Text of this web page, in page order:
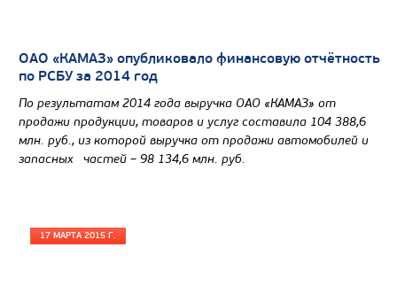
ОАО «КАМАЗ» опубликовало финансовую отчётность
по РСБУ за 2014 год
По результатам 2014 года выручка ОАО «КАМАЗ» от
продажи продукции, товаров и услуг составила 104 388,6
млн. руб., из которой выручка от продажи автомобилей и
запасных частей – 98 134,6 млн. руб.
17 МАРТА 2015 Г.